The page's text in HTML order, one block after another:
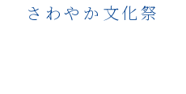
さわやか文化祭